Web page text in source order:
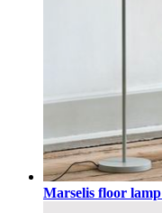
Marselis floor lamp